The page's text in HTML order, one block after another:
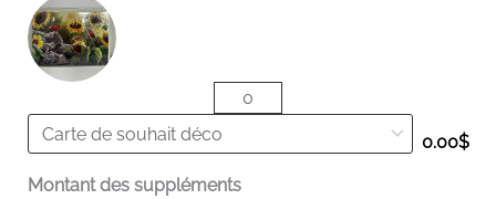
0.00$
Montant des suppléments